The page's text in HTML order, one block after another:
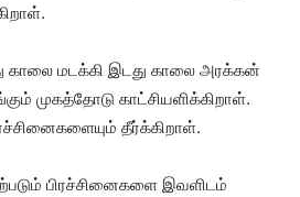
காலை மடக்கி இடது காலை அரக்கன்
முகத்தோடு காட்சியளிக்கிறாள்.
தீர்க்கிறாள்.
பிரச்சினைகளை இவளிடம்